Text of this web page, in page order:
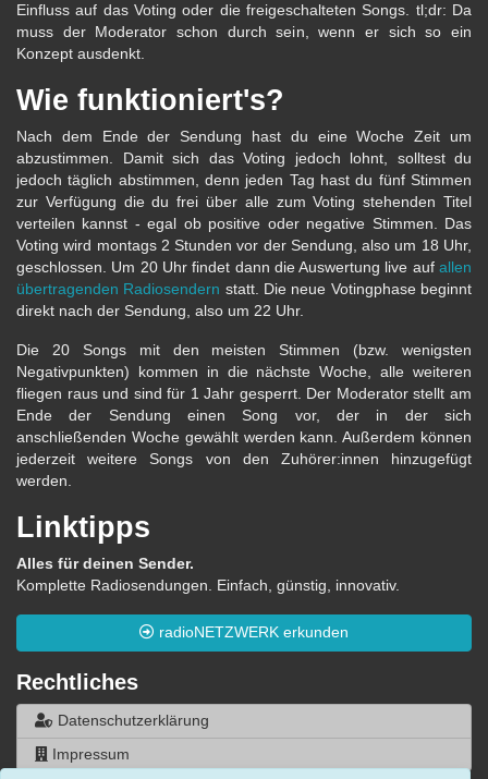
Einfluss auf das Voting oder die freigeschalteten Songs. tl;dr: Da
muss der Moderator schon durch sein, wenn er sich so ein
Konzept ausdenkt.
Wie funktioniert's?
Nach dem Ende der Sendung hast du eine Woche Zeit um
abzustimmen. Damit sich das Voting jedoch lohnt, solltest du
jedoch täglich abstimmen, denn jeden Tag hast du fünf Stimmen
zur Verfügung die du frei über alle zum Voting stehenden Titel
verteilen kannst - egal ob positive oder negative Stimmen. Das
Voting wird montags 2 Stunden vor der Sendung, also um 18 Uhr,
geschlossen. Um 20 Uhr findet dann die Auswertung live auf allen
übertragenden Radiosendern statt. Die neue Votingphase beginnt
direkt nach der Sendung, also um 22 Uhr.
Die 20 Songs mit den meisten Stimmen (bzw. wenigsten
Negativpunkten) kommen in die nächste Woche, alle weiteren
fliegen raus und sind für 1 Jahr gesperrt. Der Moderator stellt am
Ende der Sendung einen Song vor, der in der sich
anschließenden Woche gewählt werden kann. Außerdem können
jederzeit weitere Songs von den Zuhörer:innen hinzugefügt
werden.
Linktipps
Alles für deinen Sender.
Komplette Radiosendungen. Einfach, günstig, innovativ.
radioNETZWERK erkunden
Rechtliches
Datenschutzerklärung
Impressum